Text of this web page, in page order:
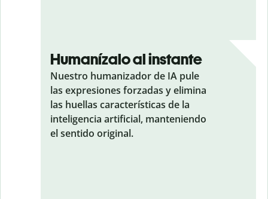
Humanízalo al instante
Nuestro humanizador de IA pule
las expresiones forzadas y elimina
las huellas características de la
inteligencia artificial, manteniendo
el sentido original.